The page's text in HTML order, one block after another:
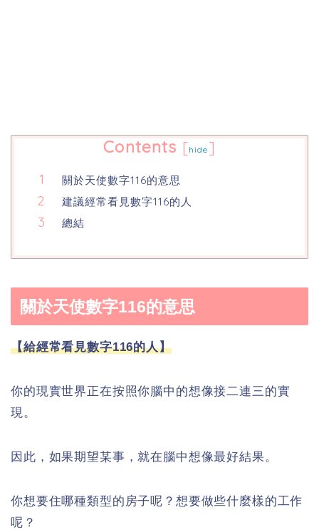
Contents [hide ]
關於天使數字116的意思
建議經常看見數字116的人
總結
關於天使數字116的意思
【給經常看見數字116的人】
你的現實世界正在按照你腦中的想像接二連三的實
現。
因此，如果期望某事，就在腦中想像最好結果。
你想要住哪種類型的房子呢？想要做些什麼樣的工作
呢？